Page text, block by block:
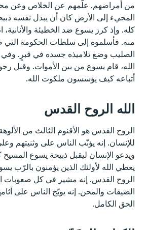
من أمراضهم. علّمهم عن الخلاص وعن
المجيء إلى الأرض كان أن يبذل نفسه
كله. وإذ كرز يسوع ضد الخطيئة والأنانية،
منه. فأسلموه إلى سلطات الحكومة التي
الصليب وضع تلاميذه جسده في قبرٍ. وفي
الله، قام يسوع من بين الأموات. وقبل
أتباعه كيف يؤسسون ملكوت الله.
الله الروح القدس
الروح القدس هو الأقنوم الثالث من
للإنسان. إنه يؤنّب الناس على وثنيتهم
ويدعو الإنسان ليقبل ذبيحة يسوع
يعطي الله لأولئك الذين يؤمنون بالرّب
الروح القدس. إنه مشير في كل صعوبات
الضيقات والمحن. إنه يوبّخ الناس على
الحق الكامل.